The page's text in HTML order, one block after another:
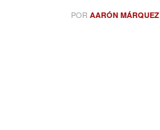
POR AARÓN MÁRQUEZ